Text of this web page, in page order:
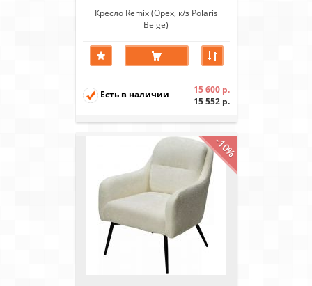
Кресло Remix (Орех, к/з Polaris
Beige)
Есть в наличии
15 600 р.
15 552 р.
-10%